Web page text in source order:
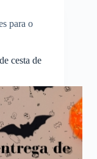
para o
cesta de